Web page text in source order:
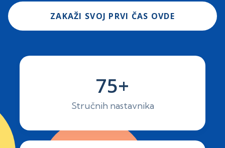
ZAKAŽI SVOJ PRVI ČAS OVDE
75+
Stručnih nastavnika